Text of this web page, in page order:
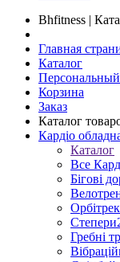
Bhfitness |
Главная
Каталог
Персональный
Корзина
Заказ
Каталог
Кардіо
Каталог
Все
Бігові
Степери
Гребні